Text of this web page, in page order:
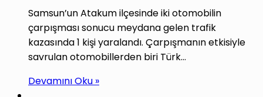
Samsun’un Atakum ilçesinde iki otomobilin
çarpışması sonucu meydana gelen trafik
kazasında 1 kişi yaralandı. Çarpışmanın etkisiyle
savrulan otomobillerden biri Türk…
Devamını Oku »